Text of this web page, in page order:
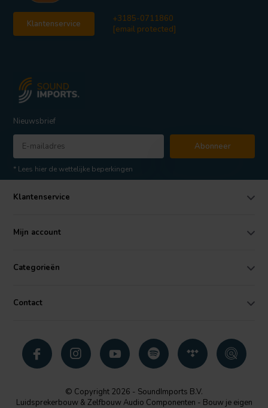
Klantenservice
+3185-0711860
[email protected]
Nieuwsbrief
Abonneer
* Lees hier de wettelijke beperkingen
Klantenservice
Mijn account
Categorieën
Contact
© Copyright 2026 - SoundImports B.V.
Luidsprekerbouw & Zelfbouw Audio Componenten - Bouw je eigen